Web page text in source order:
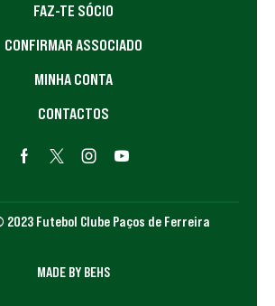
FAZ-TE SÓCIO
CONFIRMAR ASSOCIADO
MINHA CONTA
CONTACTOS
Futebol Clube Paços de Ferreira
MADE BY BEHS